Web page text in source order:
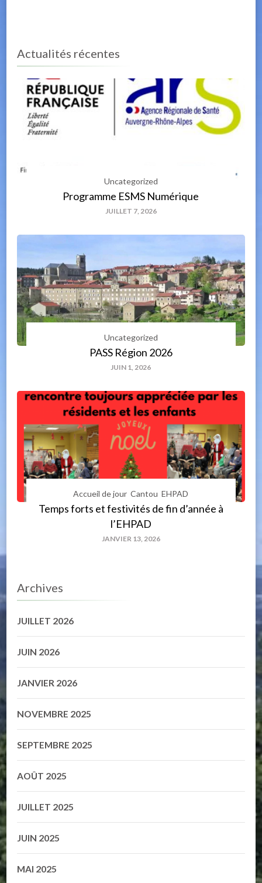
Actualités récentes
Uncategorized
Programme ESMS Numérique
JUILLET 7, 2026
Uncategorized
PASS Région 2026
JUIN 1, 2026
Accueil de jour Cantou EHPAD
Temps forts et festivités de fin d’année à
l’EHPAD
JANVIER 13, 2026
Archives
JUILLET 2026
JUIN 2026
JANVIER 2026
NOVEMBRE 2025
SEPTEMBRE 2025
AOÛT 2025
JUILLET 2025
JUIN 2025
MAI 2025